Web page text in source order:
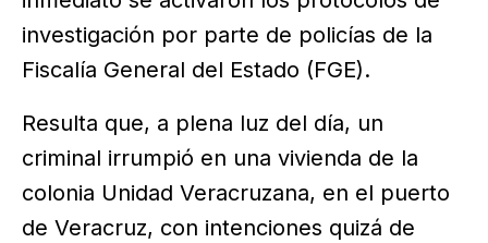
investigación por parte de policías de la
Fiscalía General del Estado (FGE).
Resulta que, a plena luz del día, un
criminal irrumpió en una vivienda de la
colonia Unidad Veracruzana, en el puerto
de Veracruz, con intenciones quizá de